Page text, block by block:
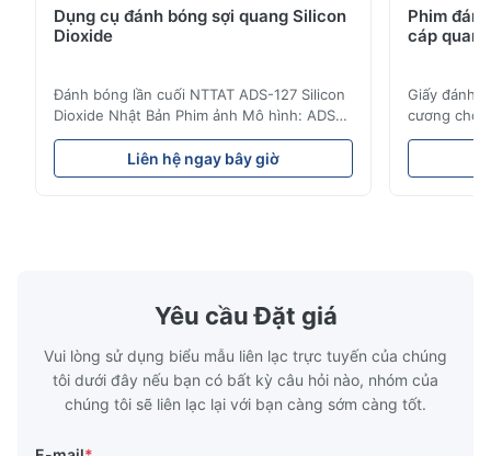
Dụng cụ đánh bóng sợi quang Silicon
Dioxide
Đánh bóng lần cuối NTTAT ADS-127 Silicon
Dioxide Nhật Bản Phim ảnh Mô hình: ADS-
127 Nguồn gốc:Nhật Bản Chi tiết nhanh ●
Các hạt được phun đều trên bề mặt phủ ●
Cường độ và độ linh hoạt tốt, thích hợp để
Liên hệ ngay bây giờ
Phim
cáp
Giấy đánh
cương cho
tính năng
mạnh và
Yêu cầu Đặt giá
Vui lòng sử dụng biểu mẫu liên lạc trực tuyến của chúng
tôi dưới đây nếu bạn có bất kỳ câu hỏi nào, nhóm của
chúng tôi sẽ liên lạc lại với bạn càng sớm càng tốt.